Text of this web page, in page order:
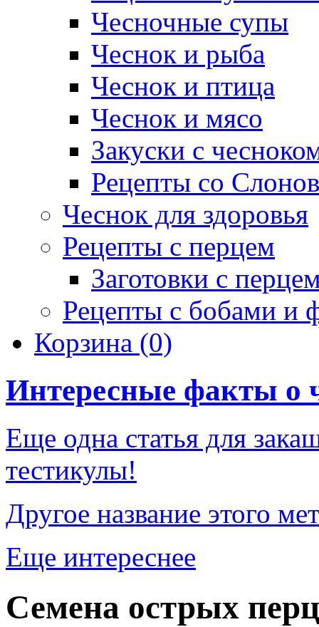
Чесночные супы
Чеснок и рыба
Чеснок и птица
Чеснок и мясо
Закуски с
Рецепты со
Чеснок для здоровья
Рецепты с перцем
Заготовки с
Рецепты с бобами и
Корзина (0)
Интересные факты о
Еще одна статья для
тестикулы!
Другое название этого
Еще интереснее
Семена острых